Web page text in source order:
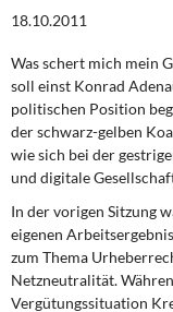
Steuer- und
Öffentliche
Eurokrise und
DIE LINKE
Weitere Themen
18.10.2011
Was schert mich mein
soll einst Konrad
politischen Position
der schwarz-gelben
wie sich bei der
und digitale
In der vorigen Sitzung
eigenen
zum Thema
Netzneutralität.
Vergütungssituation